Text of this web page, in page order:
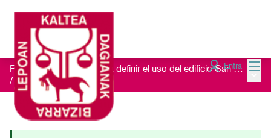
Entra
Proceso de escucha para definir el uso del edificio San Nikolas 23
/ Ideas recibidas